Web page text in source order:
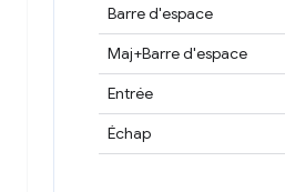
Barre d'espace
Maj+Barre d'espace
Entrée
Échap